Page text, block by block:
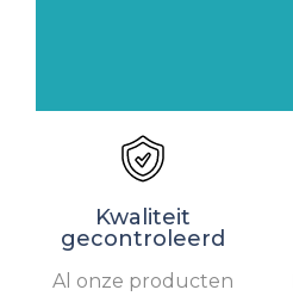
Kwaliteit
gecontroleerd
Al onze producten